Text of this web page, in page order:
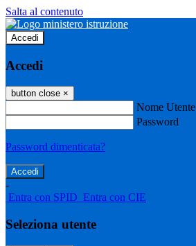
Salta al contenuto
Accedi
Accedi
button close ×
Nome Utente
Password
Password dimenticata?
-
Entra con SPID Entra con CIE
Seleziona utente